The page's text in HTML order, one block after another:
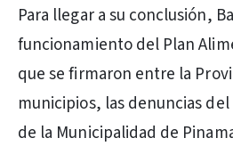
Para llegar a su conclusión,
funcionamiento del Plan
que se firmaron entre la
municipios, las denuncias
de la Municipalidad de